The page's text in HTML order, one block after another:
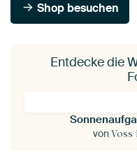
Shop besuchen
Entdecke die
vonVoss